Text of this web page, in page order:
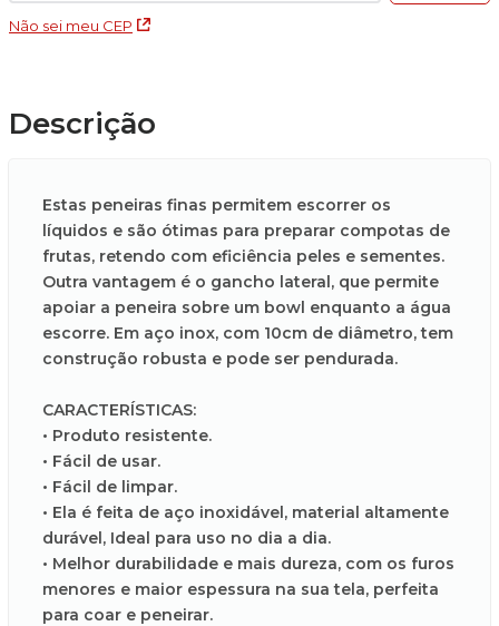
Não sei meu CEP
Descrição
Estas peneiras finas permitem escorrer os
líquidos e são ótimas para preparar compotas de
frutas, retendo com eficiência peles e sementes.
Outra vantagem é o gancho lateral, que permite
apoiar a peneira sobre um bowl enquanto a água
escorre. Em aço inox, com 10cm de diâmetro, tem
construção robusta e pode ser pendurada.
CARACTERÍSTICAS:
• Produto resistente.
• Fácil de usar.
• Fácil de limpar.
• Ela é feita de aço inoxidável, material altamente
durável, Ideal para uso no dia a dia.
• Melhor durabilidade e mais dureza, com os furos
menores e maior espessura na sua tela, perfeita
para coar e peneirar.